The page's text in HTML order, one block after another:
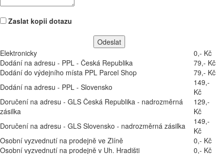
Zaslat kopii dotazu
Elektronicky
0,- Kč
Dodání na adresu - PPL - Česká Republika
79,- Kč
Dodání do výdejního místa PPL Parcel Shop
79,- Kč
Dodání na adresu - PPL - Slovensko
149,-
Kč
Doručení na adresu - GLS Česká Republika - nadrozměrná
zásilka
129,-
Kč
Doručení na adresu - GLS Slovensko - nadrozměrná zásilka
149,-
Kč
Osobní vyzvednutí na prodejně ve Zlíně
0,- Kč
Osobní vyzvednutí na prodejně v Uh. Hradišti
0,- Kč